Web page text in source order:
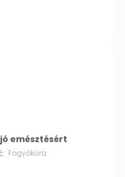
emésztésért
Fogyókúra